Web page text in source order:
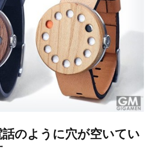
のように穴が空いてい